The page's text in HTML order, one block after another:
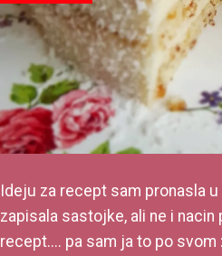
Ideju za recept sam pronasla
zapisala sastojke, ali ne i
recept.... pa sam ja to po